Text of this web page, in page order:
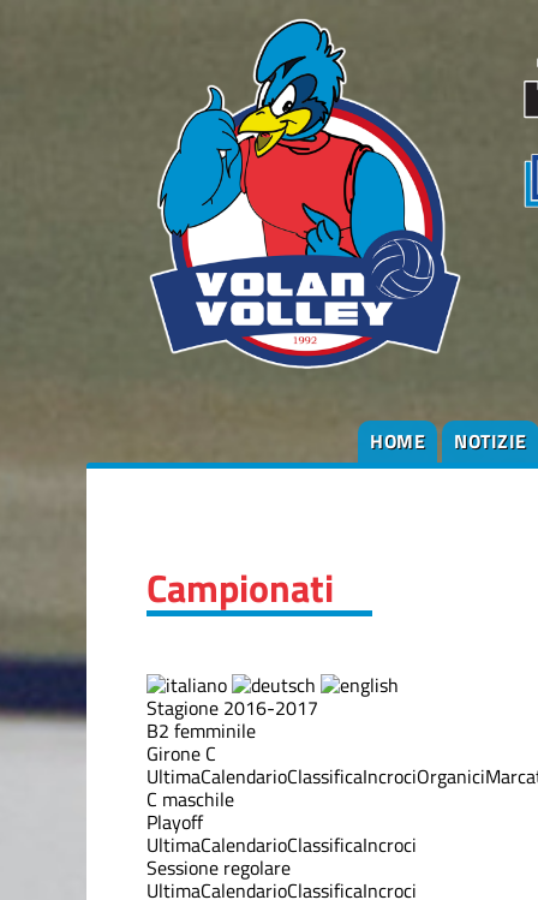
HOME NOTIZIE
Campionati
Stagione 2016-2017
B2 femminile
Girone C
UltimaCalendarioClassificaIncrociOrganici
C maschile
Playoff
UltimaCalendarioClassificaIncroci
Sessione regolare
UltimaCalendarioClassificaIncroci